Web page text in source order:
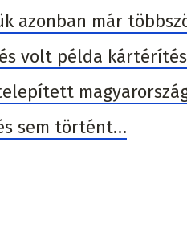
azonban már
volt példa
sem történt…